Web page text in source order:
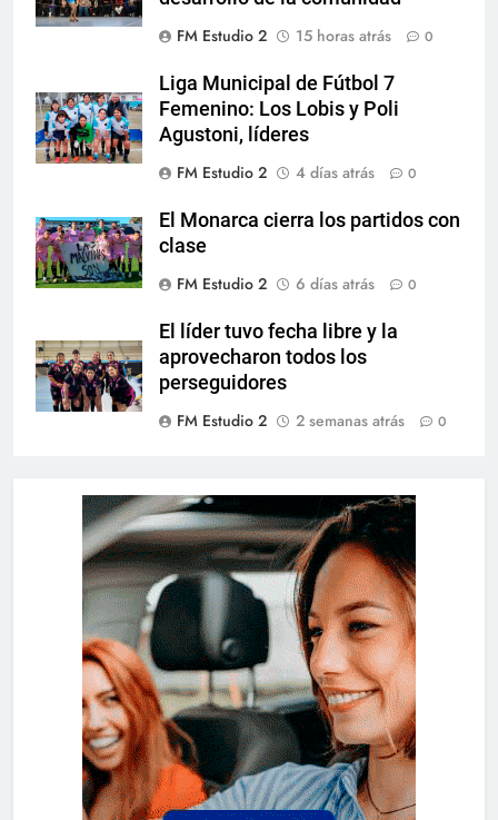
FM Estudio 2
15 horas atrás 0
Liga Municipal de Fútbol 7
Femenino: Los Lobis y Poli
Agustoni, líderes
FM Estudio 2
4 días atrás 0
El Monarca cierra los partidos con
clase
FM Estudio 2
6 días atrás 0
El líder tuvo fecha libre y la
aprovecharon todos los
perseguidores
FM Estudio 2
2 semanas atrás 0